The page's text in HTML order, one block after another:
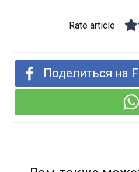
Rate article
Поделиться на